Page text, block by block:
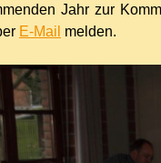
Jahr zur
E-Mail melden.